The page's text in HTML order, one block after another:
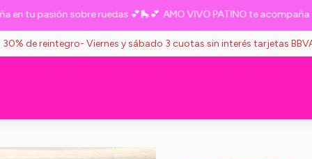
tu pasión sobre ruedas 💕🛼💕 AMO VIVO PATINO te acompaña en
30% de reintegro- Viernes y sábado 3 cuotas sin interés tarjetas